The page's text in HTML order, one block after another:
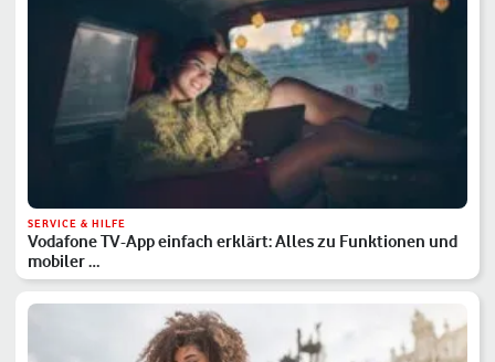
SERVICE & HILFE
Vodafone TV-App einfach erklärt: Alles zu Funktionen und
mobiler …